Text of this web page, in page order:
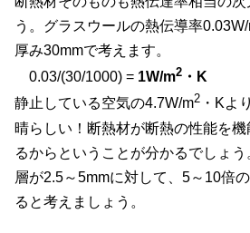
う。グラスウールの熱伝導率
厚み30mmで考えます。
0.03/(30/1000) = 1W/m2 ・K
静止している空気の4.7W/m2 ・Kよ
晴らしい！断熱材が断熱の性能を機
るからということが分かるでしょ
層が2.5～5mmに対して、5～10倍
ると考えましょう。